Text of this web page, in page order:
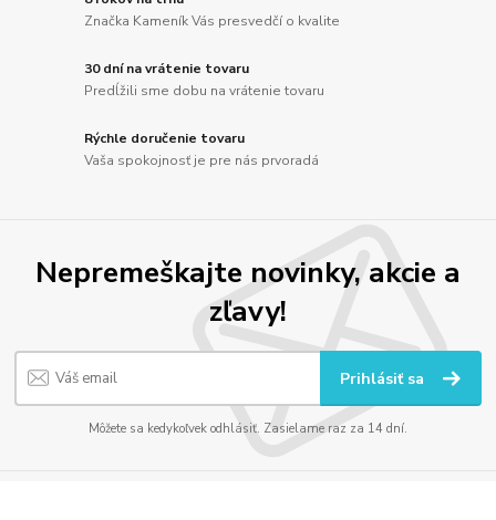
Značka Kameník Vás presvedčí o kvalite
30 dní na vrátenie tovaru
Predĺžili sme dobu na vrátenie tovaru
Rýchle doručenie tovaru
Vaša spokojnosť je pre nás prvoradá
Nepremeškajte novinky, akcie a
zľavy!
Prihlásiť sa
Môžete sa kedykoľvek odhlásiť. Zasielame raz za 14 dní.